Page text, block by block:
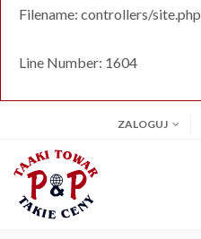
Filename: controllers/site.php
Line Number: 1604
ZALOGUJ